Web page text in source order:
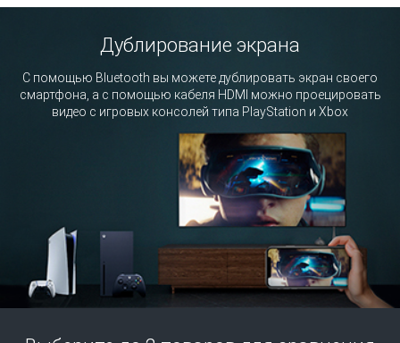
Дублирование экрана
С помощью Bluetooth вы можете дублировать экран своего
смартфона, а с помощью кабеля HDMI можно проецировать
видео с игровых консолей типа PlayStation и Xbox